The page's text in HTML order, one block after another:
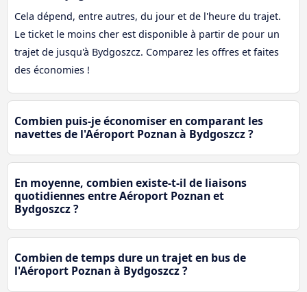
Cela dépend, entre autres, du jour et de l'heure du trajet.
Le ticket le moins cher est disponible à partir de pour un
trajet de jusqu'à Bydgoszcz. Comparez les offres et faites
des économies !
Combien puis-je économiser en comparant les
navettes de l'Aéroport Poznan à Bydgoszcz ?
En moyenne, combien existe-t-il de liaisons
quotidiennes entre Aéroport Poznan et
Bydgoszcz ?
Combien de temps dure un trajet en bus de
l'Aéroport Poznan à Bydgoszcz ?